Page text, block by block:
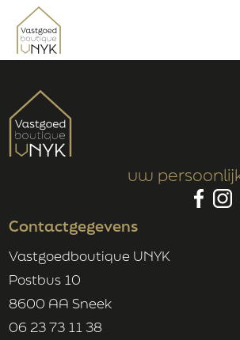
uw
Contactgegevens
Vastgoedboutique UNYK
Postbus 10
8600 AA Sneek
06 23 73 11 38